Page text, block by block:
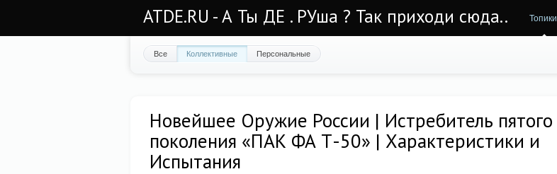
ATDE.RU - А Ты ДЕ . РУша ? Так приходи сюда.. Топики
Все Коллективные Персональные
Новейшее Оружие России | Истребитель пятого
поколения «ПАК ФА Т-50» | Характеристики и
Испытания